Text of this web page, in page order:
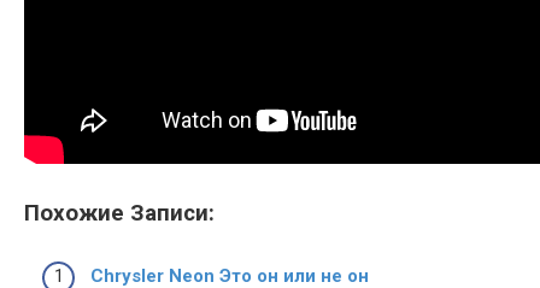
Похожие Записи:
Chrysler Neon Это он или не он